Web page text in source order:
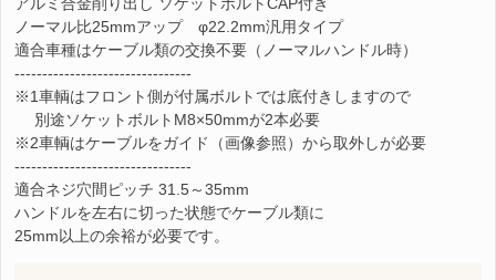
ノーマル比25mmアップ φ22.2mm汎用タイプ
適合車種はケーブル類の交換不要（ノーマルハンドル時）
--------------------------------
※1車輌はフロント側が付属ボルトでは底付きしますので
別途ソケットボルトM8×50mmが2本必要
※2車輌はケーブルをガイド（画像参照）から取外しが必要
--------------------------------
適合ネジ穴間ピッチ 31.5～35mm
ハンドルを左右に切った状態でケーブル類に
25mm以上の余裕が必要です。